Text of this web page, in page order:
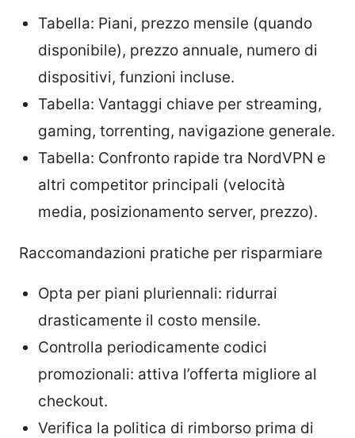
Tabella: Piani, prezzo mensile (quando
disponibile), prezzo annuale, numero di
dispositivi, funzioni incluse.
Tabella: Vantaggi chiave per streaming,
gaming, torrenting, navigazione generale.
Tabella: Confronto rapide tra NordVPN e
altri competitor principali (velocità
media, posizionamento server, prezzo).
Raccomandazioni pratiche per risparmiare
Opta per piani pluriennali: ridurrai
drasticamente il costo mensile.
Controlla periodicamente codici
promozionali: attiva l’offerta migliore al
checkout.
Verifica la politica di rimborso prima di